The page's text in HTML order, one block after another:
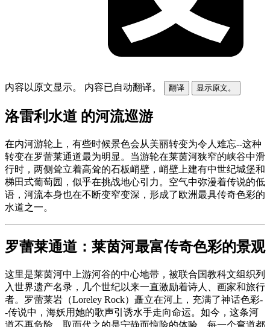
内容以原文显示。 内容已自动翻译。 翻译 显示原文。
洛雷利水道 的河流巡游
在内河游轮上，有些时候景色会从美丽转变为令人难忘--这种
转变在罗蕾莱通道最为明显。当游轮在莱茵河狭窄的峡谷中滑
行时，两侧耸立着高耸的石板峭壁，峭壁上建有中世纪城堡和
梯田式葡萄园，似乎在挑战地心引力。空气中弥漫着传说的低
语，河流本身也在不断变窄变深，形成了欧洲最具传奇色彩的
水道之一。
罗蕾莱通道：莱茵河最富传奇色彩的景观
这里是莱茵河中上游河谷的中心地带，被联合国教科文组织列
入世界遗产名录，几个世纪以来一直激励着诗人、画家和旅行
者。罗蕾莱岩（Loreley Rock）矗立在河上，充满了神话色彩-
-传说中，海妖用她的歌声引诱水手走向命运。如今，这条河